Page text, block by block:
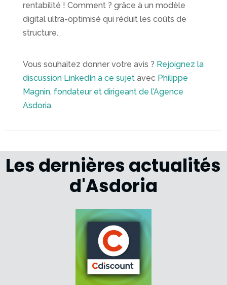
rentabilité ! Comment ? grâce à un modèle
digital ultra-optimisé qui réduit les coûts de
structure.
Vous souhaitez donner votre avis ? Rejoignez la
discussion LinkedIn à ce sujet avec Philippe
Magnin, fondateur et dirigeant de l’Agence
Asdoria.
Les dernières actualités
d'Asdoria